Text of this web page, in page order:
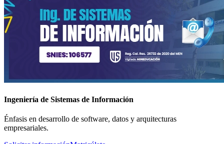
Ingeniería de Sistemas de Información
Énfasis en desarrollo de software, datos y arquitecturas
empresariales.